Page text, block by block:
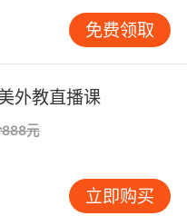
branches，实现语
文化传播：解码地域
厚的文化编码。英国
of day to make
与美国CNNstorm
Gulf Coast的危
化对自然的认知差
的uvp(ultraviolet
着阳光国度对防晒文
免费领取
外教直播课
888元
立即购买